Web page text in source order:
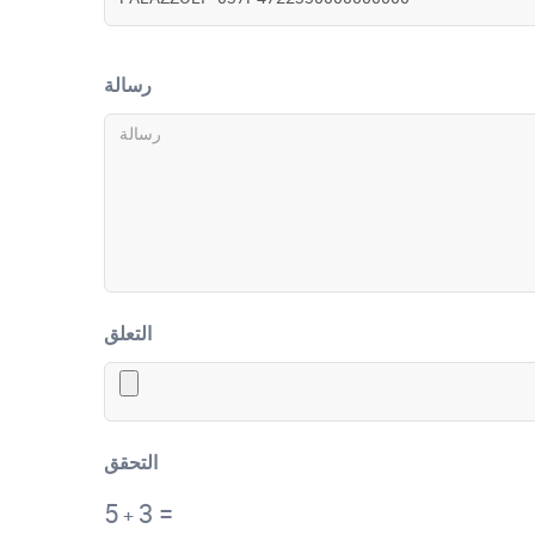
رسالة
التعلق
التحقق
5+ 3 =